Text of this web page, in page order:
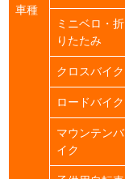
車種
ミニベロ・折
りたたみ
クロスバイク
ロードバイク
マウンテンバ
イク